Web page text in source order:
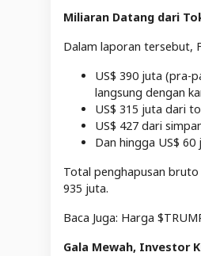
Miliaran Datang dari
Dalam laporan tersebut,
US$ 390 juta (pra-
langsung dengan
US$ 315 juta dari
US$ 427 dari
Dan hingga US$
Total penghapusan bruto
935 juta.
Baca Juga: Harga
Gala Mewah, Investor